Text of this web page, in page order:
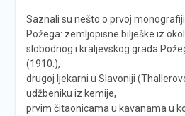
Saznali su nešto o prvoj
Požega: zemljopisne bilješke iz
slobodnog i kraljevskog grada
(1910.),
drugoj ljekarni u Slavoniji
udžbeniku iz kemije,
prvim čitaonicama u kavanama u